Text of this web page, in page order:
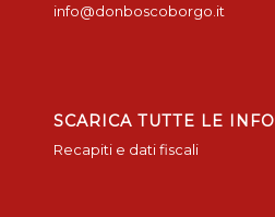
info@donboscoborgo.it
SCARICA TUTTE LE INFO
Recapiti e dati fiscali